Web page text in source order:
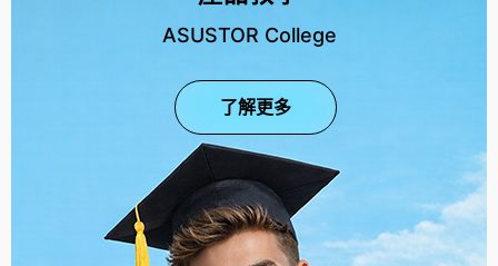
ASUSTOR College
了解更多